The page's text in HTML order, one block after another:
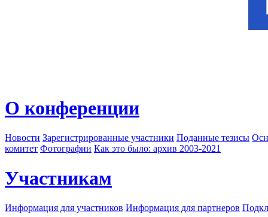
О конференции
Новости Зарегистрированные участники Поданные тезисы
комитет Фотографии Как это было: архив 2003-2021
Участникам
Информация для участников Информация для партнеров